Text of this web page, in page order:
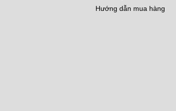
Hướng dẫn mua hàng